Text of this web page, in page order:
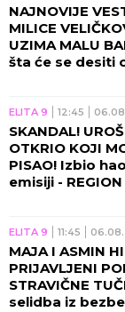
NAJNOVIJE
MILICE
UZIMA MALU
šta će se desiti
ELITA 9 12:45
SKANDAL!
OTKRIO KOJI
PISAO! Izbio
emisiji - REGION
ELITA 9 11:45
MAJA I ASMIN
PRIJAVLJENI
STRAVIČNE
selidba iz